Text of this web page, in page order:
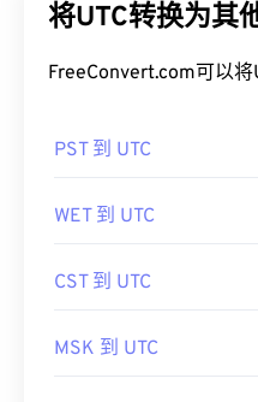
将UTC转换为其
FreeConvert.com可以将
PST 到 UTC
WET 到 UTC
CST 到 UTC
MSK 到 UTC